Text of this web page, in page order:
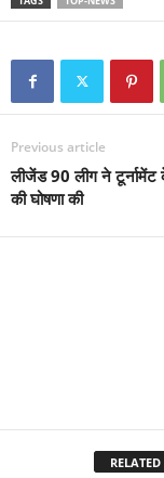
Previous article
लीजेंड 90 लीग ने टूर्नामेंट
की घोषणा की